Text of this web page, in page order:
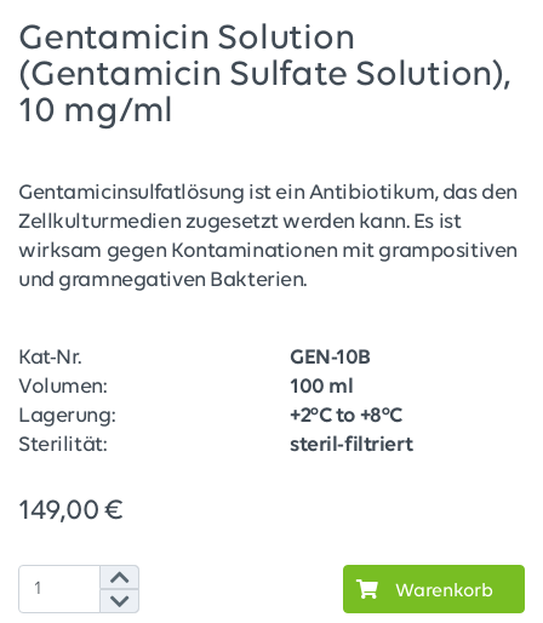
Gentamicin Solution
(Gentamicin Sulfate Solution),
10 mg/ml
Gentamicinsulfatlösung ist ein Antibiotikum, das den
Zellkulturmedien zugesetzt werden kann. Es ist
wirksam gegen Kontaminationen mit grampositiven
und gramnegativen Bakterien.
Kat-Nr.
GEN-10B
Volumen:
100 ml
Lagerung:
+2°C to +8°C
Sterilität:
steril-filtriert
149,00 €
Warenkorb